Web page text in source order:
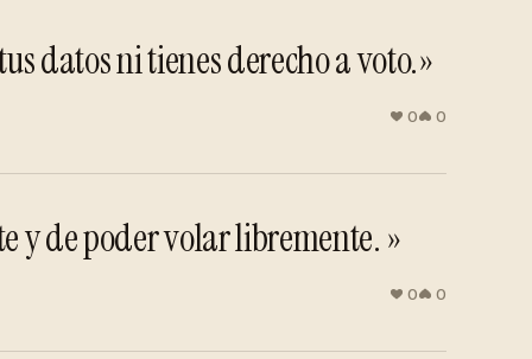
datos ni tienes derecho a voto.»
0 0
y de poder volar libremente. »
0 0